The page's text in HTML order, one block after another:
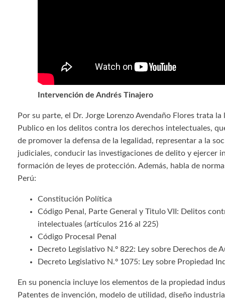
Intervención de Andrés Tinajero
Por su parte, el Dr. Jorge Lorenzo Avendaño Flores trata
Publico en los delitos contra los derechos intelectuales,
de promover la defensa de la legalidad, representar a la
judiciales, conducir las investigaciones de delito y ejercer
formación de leyes de protección. Además, habla de
Perú:
Constitución Política
Código Penal, Parte General y Titulo VII: Delitos
intelectuales (artículos 216 al 225)
Código Procesal Penal
Decreto Legislativo N.º 822: Ley sobre Derechos de
Decreto Legislativo N.º 1075: Ley sobre Propiedad
En su ponencia incluye los elementos de la propiedad
Patentes de invención, modelo de utilidad, diseño